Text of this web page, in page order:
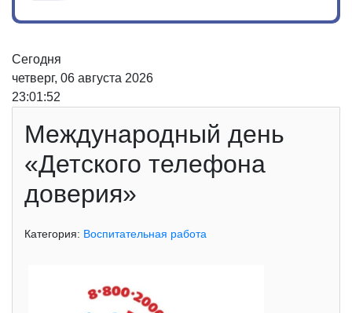
Сегодня
четверг, 06 августа 2026
23:01:52
Международный день
«Детского телефона
доверия»
Категория: Воспитательная работа